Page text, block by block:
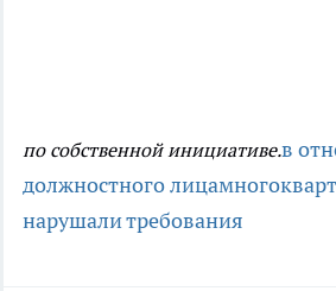
по собственной инициативе.в
должностного лица
нарушали требования